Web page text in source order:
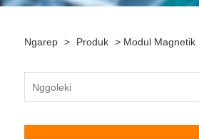
Ngarep > Produk > Modul Magnetik